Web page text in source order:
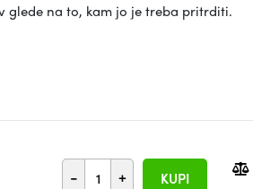
glede na to, kam jo je treba pritrditi.
- + KUPI